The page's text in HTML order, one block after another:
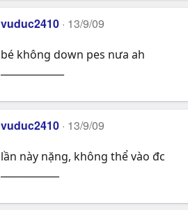
vuduc2410 13/9/09
bé không down pes nưa ah
vuduc2410 13/9/09
lần này nặng, không thể vào đc